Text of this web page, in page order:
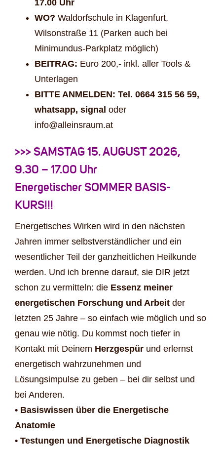
17.00 Uhr
WO? Waldorfschule in Klagenfurt,
Wilsonstraße 11 (Parken auch bei
Minimundus-Parkplatz möglich)
BEITRAG: Euro 200,- inkl. aller Tools &
Unterlagen
BITTE ANMELDEN: Tel. 0664 315 56 59,
whatsapp, signal oder
info@alleinsraum.at
>>> SAMSTAG 15. AUGUST 2026,
9.30 – 17.00 Uhr
Energetischer SOMMER BASIS-
KURS!!!
Energetisches Wirken wird in den nächsten
Jahren immer selbstverständlicher und ein
wesentlicher Teil der ganzheitlichen Heilkunde
werden. Und ich brenne darauf, sie DIR jetzt
schon zu vermitteln: die Essenz meiner
energetischen Forschung und Arbeit der
letzten 25 Jahre – so einfach wie möglich und so
genau wie nötig. Du kommst noch tiefer in
Kontakt mit Deinem Herzgespür und erlernst
energetisch wahrzunehmen und
Lösungsimpulse zu geben – bei dir selbst und
bei Anderen.
• Basiswissen über die Energetische
Anatomie
• Testungen und Energetische Diagnostik